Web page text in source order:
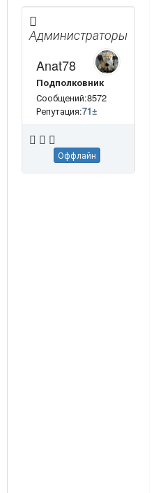
Администраторы
Anat78
Подполковник
Сообщений:8572
Репутация:71±
Оффлайн